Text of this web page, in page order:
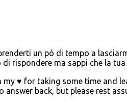
un pó di tempo a
di rispondere ma sappi che la
my ♥ for taking some time and
answer back, but please rest